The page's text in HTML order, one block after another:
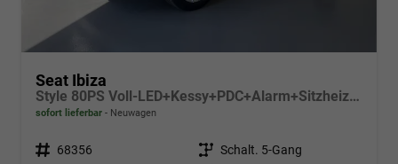
Seat Ibiza
Style 80PS Voll-LED+Kessy+PDC+Alarm+Sitzheizung+Kamera+App-Connect
sofort lieferbar Neuwagen
Fahrzeugnr. 68356 Getriebe Schalt. 5-Gang